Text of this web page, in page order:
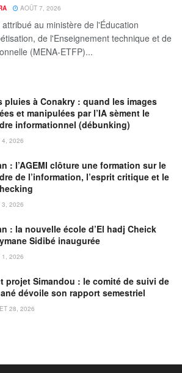
AOÛT 7, 2026
au ministère de l'Éducation
de l'Enseignement technique et de
(MENA-ETFP)...
pluies à Conakry : quand les images
et manipulées par l’IA sèment le
informationnel (débunking)
4, 2026
: l’AGEMI clôture une formation sur le
de l’information, l’esprit critique et le
3, 2026
: la nouvelle école d’El hadj Cheick
Sidibé inaugurée
1, 2026
projet Simandou : le comité de suivi de
dévoile son rapport semestriel
28, 2026